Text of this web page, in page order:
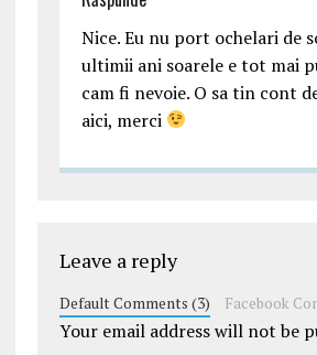
Nice. Eu nu port ochelari de
ultimii ani soarele e tot mai
cam fi nevoie. O sa tin cont
aici, merci
Leave a reply
Default Comments (3) Facebook
Your email address will not be